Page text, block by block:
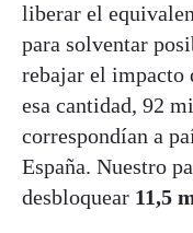
liberar el
para solventar
rebajar el impacto
esa cantidad, 92
correspondían a
España. Nuestro
desbloquear 11,5